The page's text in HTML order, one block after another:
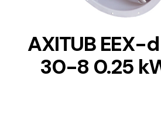
AXITUB EEX-
30-8 0.25